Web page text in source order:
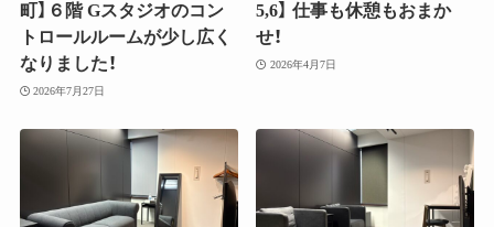
町】６階 Gスタジオのコン
トロールルームが少し広く
なりました！
2026年7月27日
5,6】 仕事も休憩もおまか
せ！
2026年4月7日